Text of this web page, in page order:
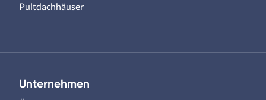
Pultdachhäuser
Unternehmen